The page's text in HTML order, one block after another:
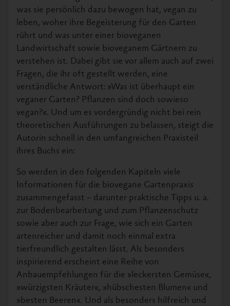
was sie persönlich dazu bewogen hat, vegan zu
leben, woher ihre Begeisterung für den Garten
rührt und was unter einer bioveganen
Landwirtschaft sowie bioveganem Gärtnern zu
verstehen ist. Dabei gibt sie vor allem auch auf zwei
Fragen, die ihr oft gestellt werden, eine
verständliche Antwort: »Was ist überhaupt ein
veganer Garten? Pflanzen sind doch sowieso
vegan?«. Und um es vordergründig nicht bei rein
theoretischen Ausführungen zu belassen, steigt die
Autorin schnell in den umfangreichen Praxisteil
ihres Buchs ein:
So werden in den folgenden Kapiteln viele
Informationen für die biovegane Gartenpraxis
zusammengefasst – darunter praktische Tipps u. a.
zur Bodenbearbeitung und zum Pflanzenschutz
sowie aber auch zur Frage, wie sich ein Garten
artenreicher und damit noch einmal extra
tierfreundlich gestalten lässt. Als besonders
inspirierend erscheint eine Reihe von
Anbauempfehlungen für die »leckersten Gemüse«,
»würzigsten Kräuter«, »hübschesten Blumen« und
»besten Beeren«. Und als besonders hilfreich und